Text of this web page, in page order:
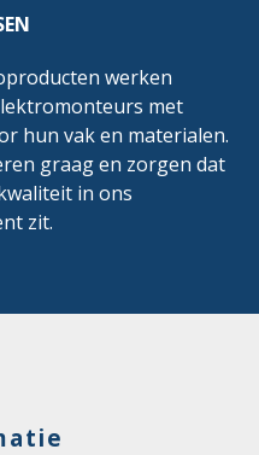
werken
met
hun vak en materialen.
graag en zorgen dat
in ons
zit.